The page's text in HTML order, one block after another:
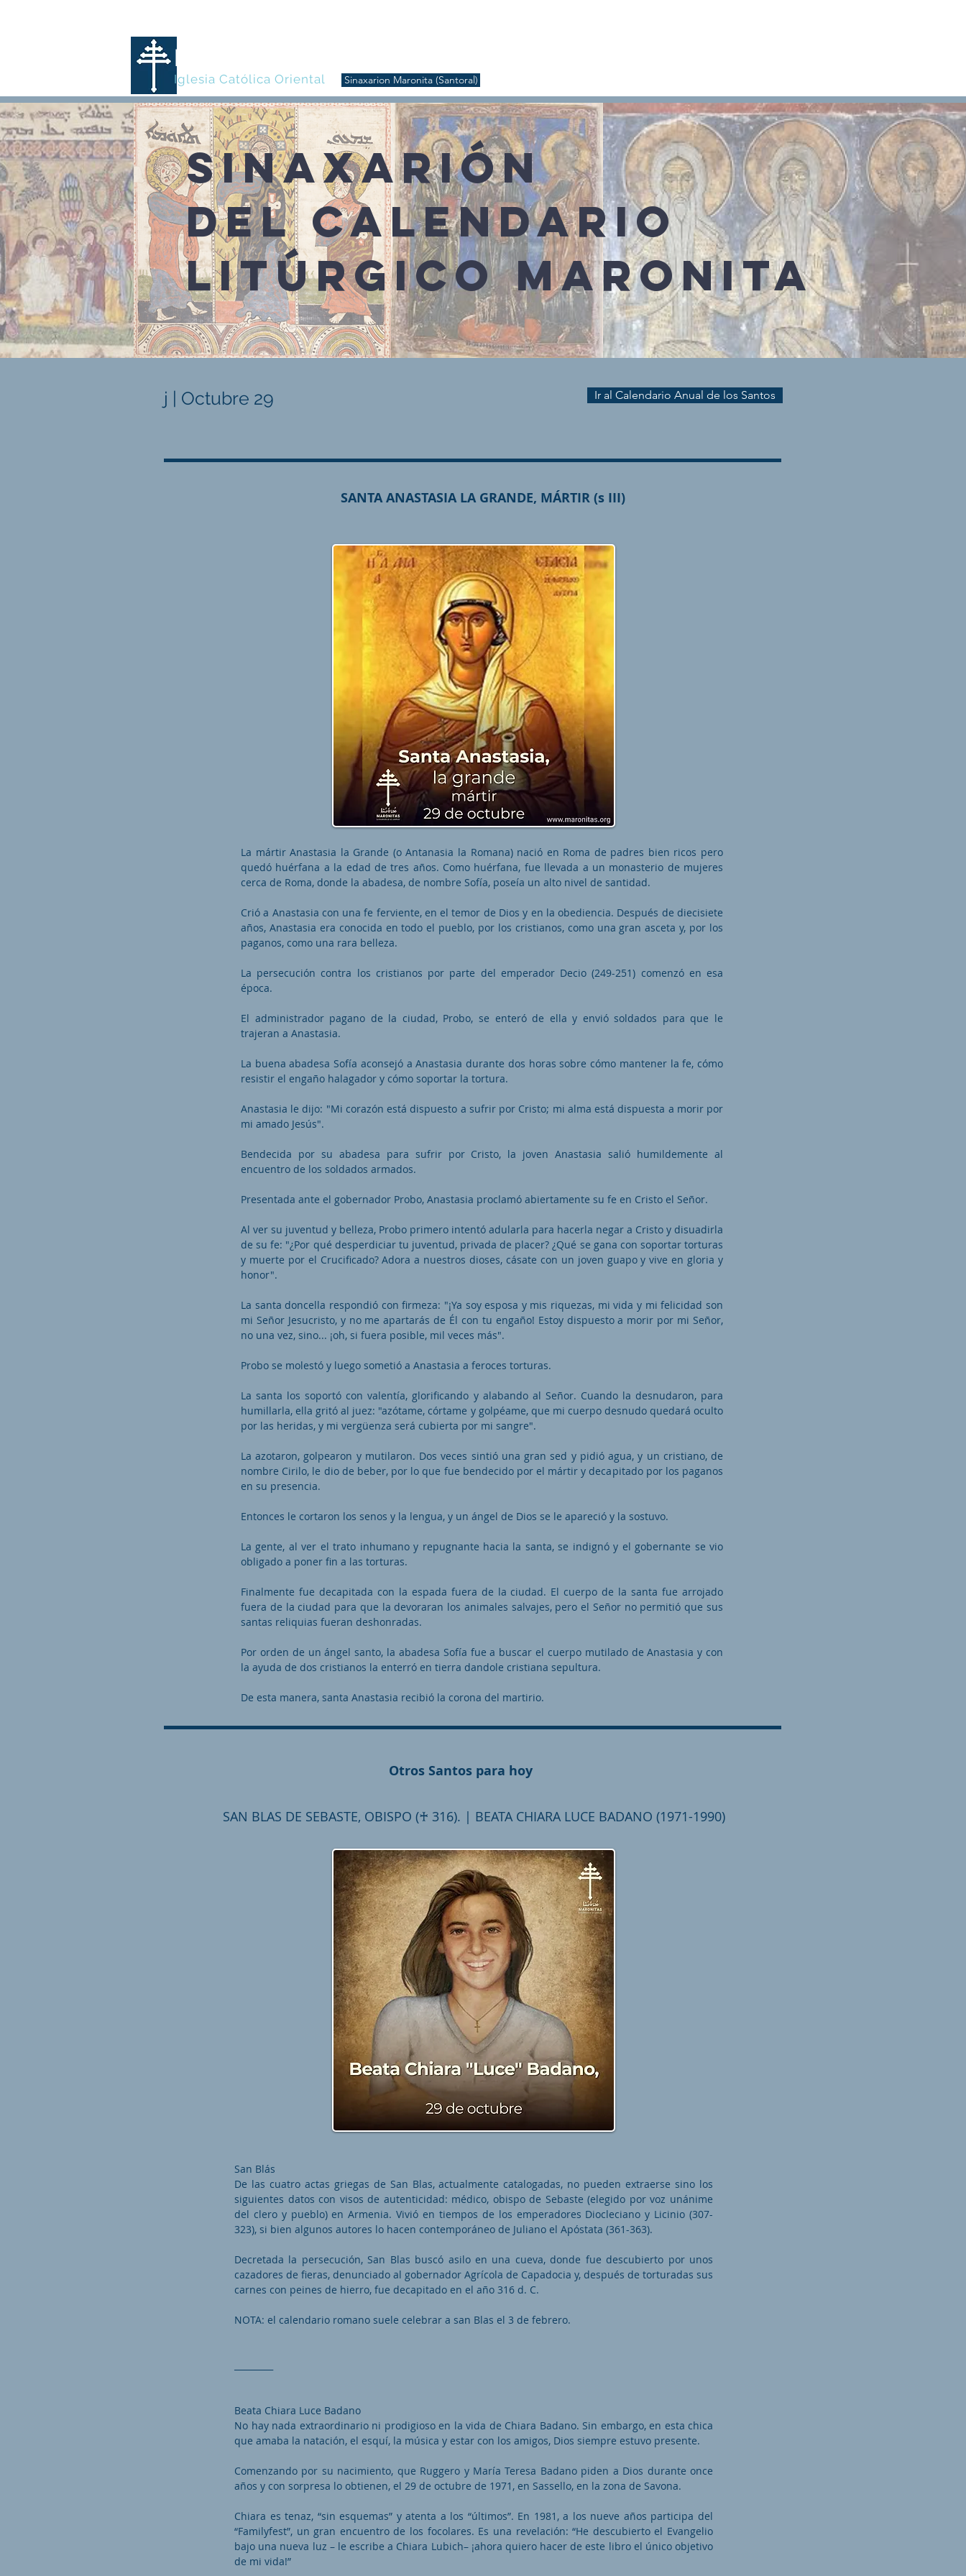
MARONITAS
Iglesia Católica Oriental
Sinaxarion Maronita (Santoral)
SINAXARIÓN
DEL CALENDARIO
LITÚRGICO MARONITA
j | Octubre 29 Ir al Calendario Anual de los Santos
SANTA ANASTASIA LA GRANDE, MÁRTIR (s III)
La mártir Anastasia la Grande (o Antanasia la Romana) nació en Roma de padres bien ricos pero
quedó huérfana a la edad de tres años. Como huérfana, fue llevada a un monasterio de mujeres
cerca de Roma, donde la abadesa, de nombre Sofía, poseía un alto nivel de santidad.
Crió a Anastasia con una fe ferviente, en el temor de Dios y en la obediencia. Después de diecisiete
años, Anastasia era conocida en todo el pueblo, por los cristianos, como una gran asceta y, por los
paganos, como una rara belleza.
La persecución contra los cristianos por parte del emperador Decio (249-251) comenzó en esa
época.
El administrador pagano de la ciudad, Probo, se enteró de ella y envió soldados para que le
trajeran a Anastasia.
La buena abadesa Sofía aconsejó a Anastasia durante dos horas sobre cómo mantener la fe, cómo
resistir el engaño halagador y cómo soportar la tortura.
Anastasia le dijo: "Mi corazón está dispuesto a sufrir por Cristo; mi alma está dispuesta a morir por
mi amado Jesús".
Bendecida por su abadesa para sufrir por Cristo, la joven Anastasia salió humildemente al
encuentro de los soldados armados.
Presentada ante el gobernador Probo, Anastasia proclamó abiertamente su fe en Cristo el Señor.
Al ver su juventud y belleza, Probo primero intentó adularla para hacerla negar a Cristo y disuadirla
de su fe: "¿Por qué desperdiciar tu juventud, privada de placer? ¿Qué se gana con soportar torturas
y muerte por el Crucificado? Adora a nuestros dioses, cásate con un joven guapo y vive en gloria y
honor".
La santa doncella respondió con firmeza: "¡Ya soy esposa y mis riquezas, mi vida y mi felicidad son
mi Señor Jesucristo, y no me apartarás de Él con tu engaño! Estoy dispuesto a morir por mi Señor,
no una vez, sino... ¡oh, si fuera posible, mil veces más".
Probo se molestó y luego sometió a Anastasia a feroces torturas.
La santa los soportó con valentía, glorificando y alabando al Señor. Cuando la desnudaron, para
humillarla, ella gritó al juez: "azótame, córtame y golpéame, que mi cuerpo desnudo quedará oculto
por las heridas, y mi vergüenza será cubierta por mi sangre".
La azotaron, golpearon y mutilaron. Dos veces sintió una gran sed y pidió agua, y un cristiano, de
nombre Cirilo, le dio de beber, por lo que fue bendecido por el mártir y decapitado por los paganos
en su presencia.
Entonces le cortaron los senos y la lengua, y un ángel de Dios se le apareció y la sostuvo.
La gente, al ver el trato inhumano y repugnante hacia la santa, se indignó y el gobernante se vio
obligado a poner fin a las torturas.
Finalmente fue decapitada con la espada fuera de la ciudad. El cuerpo de la santa fue arrojado
fuera de la ciudad para que la devoraran los animales salvajes, pero el Señor no permitió que sus
santas reliquias fueran deshonradas.
Por orden de un ángel santo, la abadesa Sofía fue a buscar el cuerpo mutilado de Anastasia y con
la ayuda de dos cristianos la enterró en tierra dandole cristiana sepultura.
De esta manera, santa Anastasia recibió la corona del martirio.
Otros Santos para hoy
SAN BLAS DE SEBASTE, OBISPO (♰ 316). | BEATA CHIARA LUCE BADANO (1971-1990)
San Blás
De las cuatro actas griegas de San Blas, actualmente catalogadas, no pueden extraerse sino los
siguientes datos con visos de autenticidad: médico, obispo de Sebaste (elegido por voz unánime
del clero y pueblo) en Armenia. Vivió en tiempos de los emperadores Diocleciano y Licinio (307-
323), si bien algunos autores lo hacen contemporáneo de Juliano el Apóstata (361-363).
Decretada la persecución, San Blas buscó asilo en una cueva, donde fue descubierto por unos
cazadores de fieras, denunciado al gobernador Agrícola de Capadocia y, después de torturadas sus
carnes con peines de hierro, fue decapitado en el año 316 d. C.
NOTA: el calendario romano suele celebrar a san Blas el 3 de febrero.
Beata Chiara Luce Badano
No hay nada extraordinario ni prodigioso en la vida de Chiara Badano. Sin embargo, en esta chica
que amaba la natación, el esquí, la música y estar con los amigos, Dios siempre estuvo presente.
Comenzando por su nacimiento, que Ruggero y María Teresa Badano piden a Dios durante once
años y con sorpresa lo obtienen, el 29 de octubre de 1971, en Sassello, en la zona de Savona.
Chiara es tenaz, “sin esquemas” y atenta a los “últimos”. En 1981, a los nueve años participa del
“Familyfest”, un gran encuentro de los focolares. Es una revelación: “He descubierto el Evangelio
bajo una nueva luz – le escribe a Chiara Lubich– ¡ahora quiero hacer de este libro el único objetivo
de mi vida!”